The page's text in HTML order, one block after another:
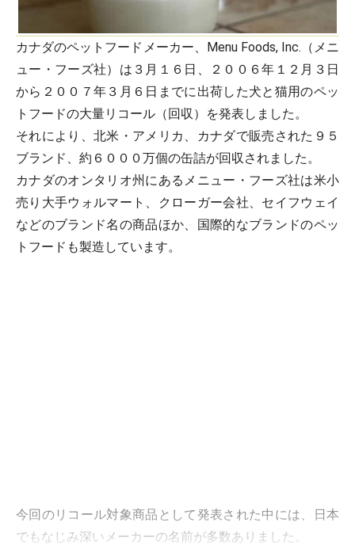
カナダのペットフードメーカー、Menu Foods, Inc.（メニ
ュー・フーズ社）は３月１６日、２００６年１２月３日
から２００７年３月６日までに出荷した犬と猫用のペッ
トフードの大量リコール（回収）を発表しました。
それにより、北米・アメリカ、カナダで販売された９５
ブランド、約６０００万個の缶詰が回収されました。
カナダのオンタリオ州にあるメニュー・フーズ社は米小
売り大手ウォルマート、クローガー会社、セイフウェイ
などのブランド名の商品ほか、国際的なブランドのペッ
トフードも製造しています。
今回のリコール対象商品として発表された中には、日本
でもなじみ深いメーカーの名前が多数ありました。